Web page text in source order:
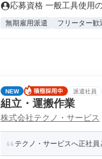
応募資格 一般工具使用
無期雇用派遣 フリーター歓
NEW 派遣社員
組立・運搬作業
株式会社テクノ・サービス
テクノ・サービスへ正社